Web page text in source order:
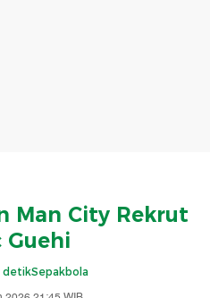
Man City Rekrut
Guehi
detikSepakbola